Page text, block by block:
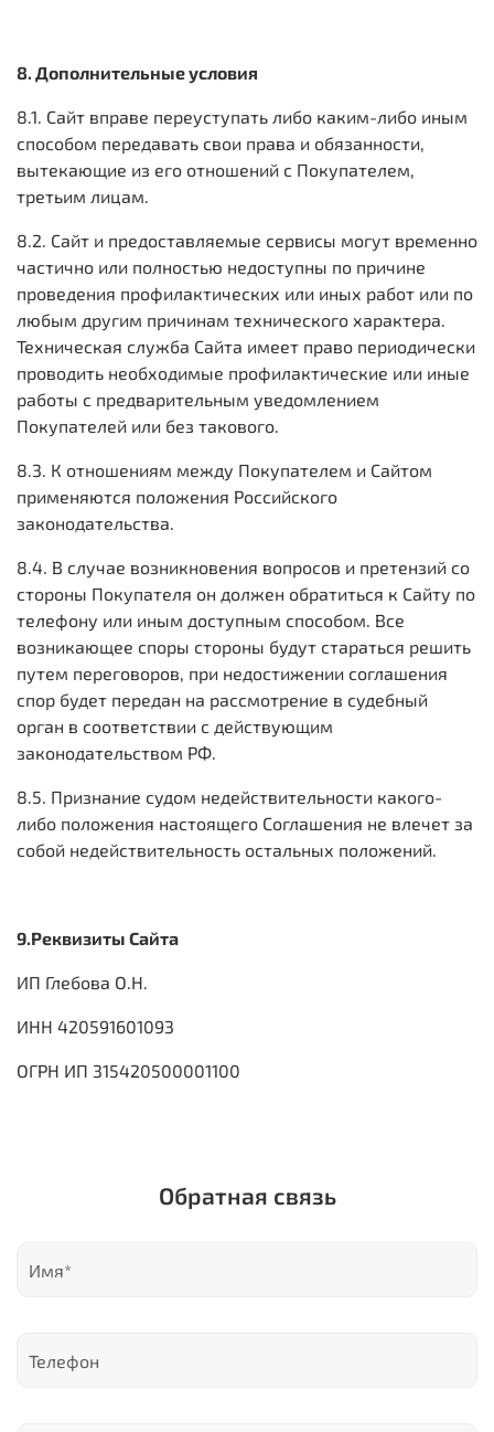
8. Дополнительные условия
8.1. Сайт вправе переуступать либо каким-либо иным
способом передавать свои права и обязанности,
вытекающие из его отношений с Покупателем,
третьим лицам.
8.2. Сайт и предоставляемые сервисы могут временно
частично или полностью недоступны по причине
проведения профилактических или иных работ или по
любым другим причинам технического характера.
Техническая служба Сайта имеет право периодически
проводить необходимые профилактические или иные
работы с предварительным уведомлением
Покупателей или без такового.
8.3. К отношениям между Покупателем и Сайтом
применяются положения Российского
законодательства.
8.4. В случае возникновения вопросов и претензий со
стороны Покупателя он должен обратиться к Сайту по
телефону или иным доступным способом. Все
возникающее споры стороны будут стараться решить
путем переговоров, при недостижении соглашения
спор будет передан на рассмотрение в судебный
орган в соответствии с действующим
законодательством РФ.
8.5. Признание судом недействительности какого-
либо положения настоящего Соглашения не влечет за
собой недействительность остальных положений.
9.Реквизиты Сайта
ИП Глебова О.Н.
ИНН 420591601093
ОГРН ИП 315420500001100
Обратная связь